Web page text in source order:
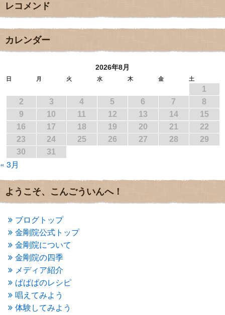
2017年12月
2017年11月(3)
2017年9月
2017年8月
2017年5月
2017年3月(1)
2017年2月(1)
2017年1月(2)
2016年12月(4)
2016年11月(3)
2016年10月(1)
2016年9月
2016年6月
(2)
2016年5月(3)
2016年4月
(4)
2016年3月(4)
2016年2月(5)
2016年1月(3)
2015年12月(6)
2015年11月(4)
2015年10月
(4)
2015年9月
(3)
2015年8月(4)
2015年7月(4)
レコメンド
カレンダー
2026年8月
日 月 火 水 木 金 土
1
2
3 4 5 6 7
8
9
10 11 12 13 14
15
16
17 18 19 20 21
22
23
24 25 26 27 28
29
30
31
« 3月
ようこそ、こんごういんへ！
ブログトップ
金剛院公式トップ
金剛院について
金剛院の四季
メディア紹介
ぱぱぱのレシピ
唱えてみよう
体験してみよう